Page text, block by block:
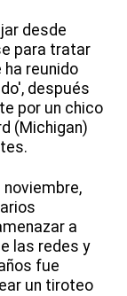
desde
para tratar
ha reunido
después
por un chico
(Michigan)
a
las redes y
fue
un tiroteo